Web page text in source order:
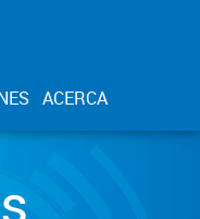
ACERCA